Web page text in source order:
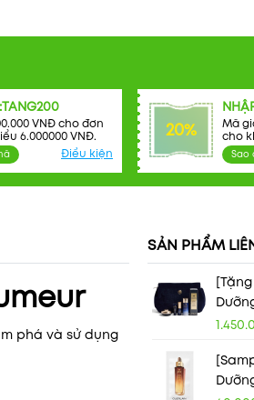
VNĐ cho đơn
6.000000 VNĐ.
Điều kiện
20%
Mã
cho
Sao
phá và sử dụng
SẢN PHẨM